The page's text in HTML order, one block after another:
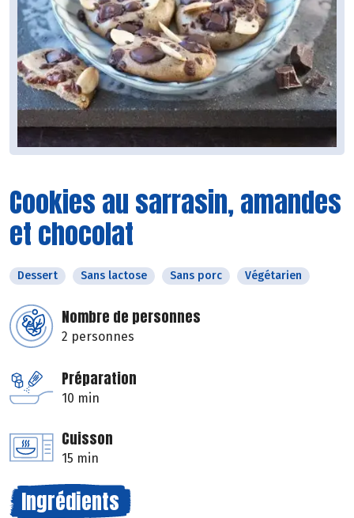
Cookies au sarrasin, amandes
et chocolat
Dessert Sans lactose Sans porc Végétarien
Nombre de personnes
2 personnes
Préparation
10 min
Cuisson
15 min
Ingrédients